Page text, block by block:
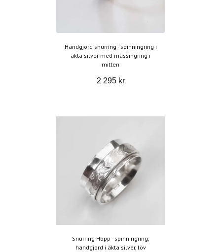
Handgjord snurring - spinningring i
äkta silver med mässingring i
mitten
2 295 kr
Snurring Hopp - spinningring,
handgjord i äkta silver, löv